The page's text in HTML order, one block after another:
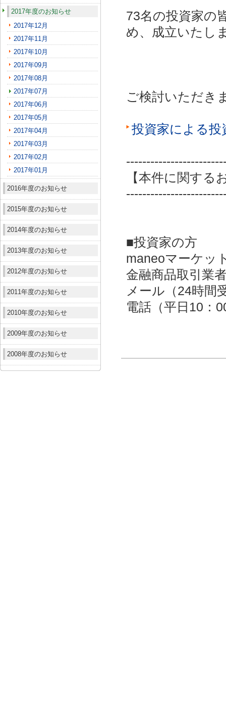
2017年度のお知らせ
2017年12月
2017年11月
2017年10月
2017年09月
2017年08月
2017年07月
2017年06月
2017年05月
2017年04月
2017年03月
2017年02月
2017年01月
2016年度のお知らせ
2015年度のお知らせ
2014年度のお知らせ
2013年度のお知らせ
2012年度のお知らせ
2011年度のお知らせ
2010年度のお知らせ
2009年度のお知らせ
2008年度のお知らせ
73名の投資家の
め、成立いたし
ご検討いただき
投資家による
【本件に関する
■投資家の方
maneoマーケッ
金融商品取引業
メール（24時間
電話（平日10：